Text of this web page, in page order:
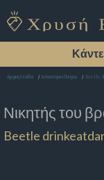
Αρχική Σελίδα Εστιατόριο Πατρα Beetle
Νικητής του
Beetle